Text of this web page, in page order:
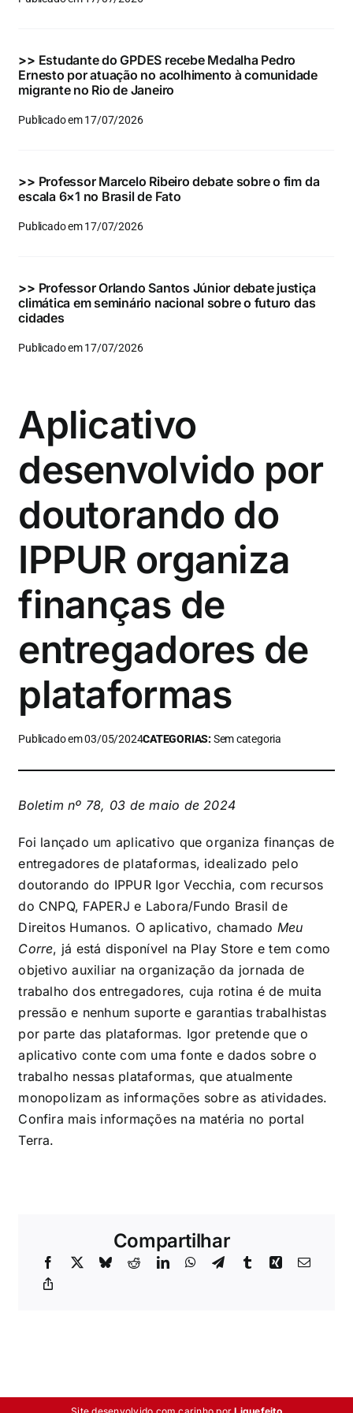
Eventos e Certificados
Buscar
para:
>> Estudante do GPDES recebe Medalha Pedro
Ernesto por atuação no acolhimento à comunidade
migrante no Rio de Janeiro
Publicado em 17/07/2026
>> Professor Marcelo Ribeiro debate sobre o fim da
escala 6×1 no Brasil de Fato
Publicado em 17/07/2026
>> Professor Orlando Santos Júnior debate justiça
climática em seminário nacional sobre o futuro das
cidades
Publicado em 17/07/2026
Aplicativo
desenvolvido por
doutorando do
IPPUR organiza
finanças de
entregadores de
plataformas
Publicado em 03/05/2024CATEGORIAS:Sem categoria
Boletim nº 78, 03 de maio de 2024
Foi lançado um aplicativo que organiza finanças de
entregadores de plataformas, idealizado pelo
doutorando do IPPUR Igor Vecchia, com recursos
do CNPQ, FAPERJ e Labora/Fundo Brasil de
Direitos Humanos. O aplicativo, chamado Meu
Corre, já está disponível na Play Store e tem como
objetivo auxiliar na organização da jornada de
trabalho dos entregadores, cuja rotina é de muita
pressão e nenhum suporte e garantias trabalhistas
por parte das plataformas. Igor pretende que o
aplicativo conte com uma fonte e dados sobre o
trabalho nessas plataformas, que atualmente
monopolizam as informações sobre as atividades.
Confira mais informações na matéria no portal
Terra.
Compartilhar